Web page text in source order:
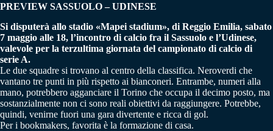
PREVIEW SASSUOLO – UDINESE
Si disputerà allo stadio «Mapei stadium», di Reggio Emilia, sabato
7 maggio alle 18, l’incontro di calcio fra il Sassuolo e l’Udinese,
valevole per la terzultima giornata del campionato di calcio di
serie A.
Le due squadre si trovano al centro della classifica. Neroverdi che
vantano tre punti in più rispetto ai bianconeri. Entrambe, numeri alla
mano, potrebbero agganciare il Torino che occupa il decimo posto, ma
sostanzialmente non ci sono reali obiettivi da raggiungere. Potrebbe,
quindi, venirne fuori una gara divertente e ricca di gol.
Per i bookmakers, favorita è la formazione di casa.